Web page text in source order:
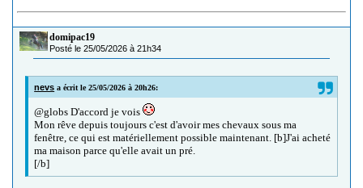
domipac19
Posté le 25/05/2026 à 21h34
nevs a écrit le 25/05/2026 à 20h26:
@globs D'accord je vois
Mon rêve depuis toujours c'est d'avoir mes chevaux sous ma
fenêtre, ce qui est matériellement possible maintenant. [b]J'ai acheté
ma maison parce qu'elle avait un pré.
[/b]